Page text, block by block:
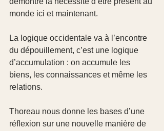
monde ici et maintenant.
La logique occidentale va à l’encontre
du dépouillement, c’est une logique
d’accumulation : on accumule les
biens, les connaissances et même les
relations.
Thoreau nous donne les bases d’une
réflexion sur une nouvelle manière de